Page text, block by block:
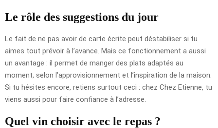
Le rôle des suggestions du jour
Le fait de ne pas avoir de carte écrite peut déstabiliser si tu
aimes tout prévoir à l’avance. Mais ce fonctionnement a aussi
un avantage : il permet de manger des plats adaptés au
moment, selon l’approvisionnement et l’inspiration de la maison.
Si tu hésites encore, retiens surtout ceci : chez Chez Etienne, tu
viens aussi pour faire confiance à l’adresse.
Quel vin choisir avec le repas ?